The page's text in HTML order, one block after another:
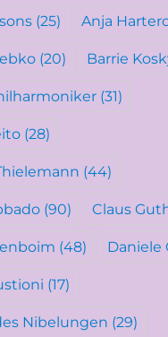
(25) Anja
(20) Barrie
(31)
(28)
(44)
(90) Claus
(48) Daniele
(17)
Nibelungen (29)